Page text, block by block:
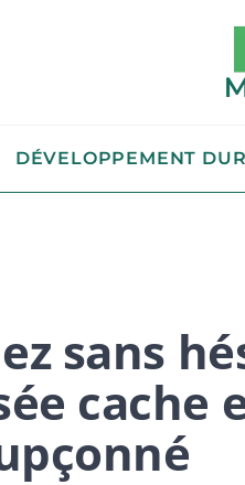
DÉVELOPPEMENT
sans
cache